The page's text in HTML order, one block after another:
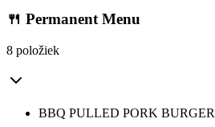
🍴 Permanent Menu
8 položiek
BBQ PULLED PORK BURGER